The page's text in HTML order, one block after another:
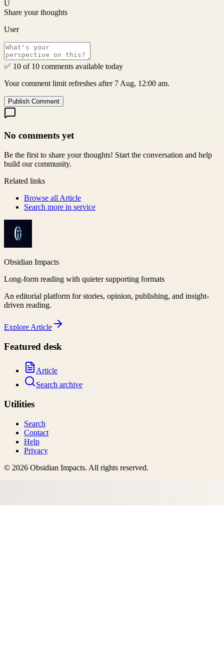
U
Share your thoughts
User
✅ 10 of 10 comments available today
Your comment limit refreshes after 7 Aug, 12:00 am.
Publish Comment
No comments yet
Be the first to share your thoughts! Start the conversation and help
build our community.
Related links
Browse all Article
Search more in service
Obsidian Impacts
Long-form reading with quieter supporting formats
An editorial platform for stories, opinion, publishing, and insight-
driven reading.
Explore Article
Featured desk
Article
Search archive
Utilities
Search
Contact
Help
Privacy
© 2026 Obsidian Impacts. All rights reserved.